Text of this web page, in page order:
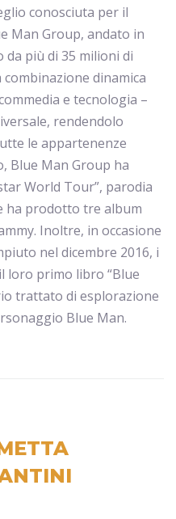
conosciuta per il
Man Group, andato in
da più di 35 milioni di
dinamica
e tecnologia –
rendendolo
le appartenenze
Blue Man Group ha
World Tour”, parodia
ha prodotto tre album
Inoltre, in occasione
nel dicembre 2016, i
loro primo libro “Blue
trattato di esplorazione
Blue Man.